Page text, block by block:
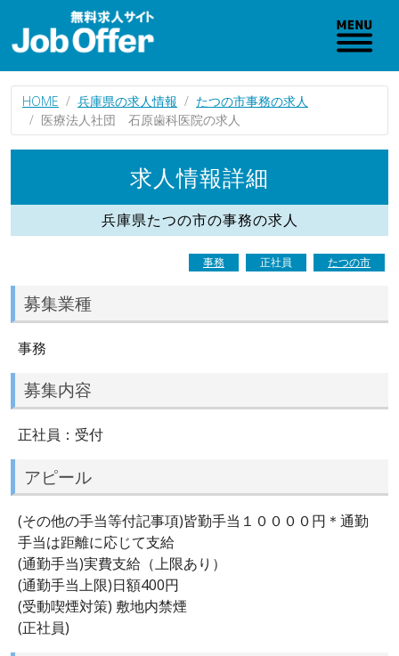
HOME 兵庫県の求人情報
たつの市事務の求人
医療法人社団 石原歯科医院の求人
求人情報詳細
兵庫県たつの市の事務の求人
事務 正社員 たつの市
募集業種
事務
募集内容
正社員：受付
アピール
(その他の手当等付記事項)皆勤手当１００００円＊通勤
手当は距離に応じて支給
(通勤手当)実費支給（上限あり）
(通勤手当上限)日額400円
(受動喫煙対策) 敷地内禁煙
(正社員)